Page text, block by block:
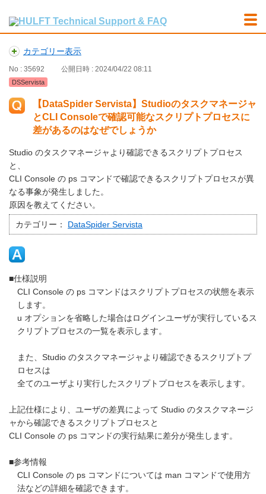
カテゴリー表示
No : 35692 公開日時 : 2024/04/22 08:11
DSServista
【DataSpider Servista】Studioのタスクマネージャ
とCLI Consoleで確認可能なスクリプトプロセスに
差があるのはなぜでしょうか
Studio のタスクマネージャより確認できるスクリプトプロセス
と、
CLI Console の ps コマンドで確認できるスクリプトプロセスが異
なる事象が発生しました。
原因を教えてください。
カテゴリー： DataSpider Servista
■仕様説明
CLI Console の ps コマンドはスクリプトプロセスの状態を表示
します。
u オプションを省略した場合はログインユーザが実行しているス
クリプトプロセスの一覧を表示します。
また、Studio のタスクマネージャより確認できるスクリプトプ
ロセスは
全てのユーザより実行したスクリプトプロセスを表示します。
上記仕様により、ユーザの差異によって Studio のタスクマネージ
ャから確認できるスクリプトプロセスと
CLI Console の ps コマンドの実行結果に差分が発生します。
■参考情報
CLI Console の ps コマンドについては man コマンドで使用方
法などの詳細を確認できます。